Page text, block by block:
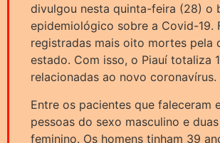
divulgou nesta quinta-feira (28) o
epidemiológico sobre a Covid-19.
registradas mais oito mortes pela
estado. Com isso, o Piauí totaliza
relacionadas ao novo coronavírus.
Entre os pacientes que faleceram
pessoas do sexo masculino e
feminino. Os homens tinham 39